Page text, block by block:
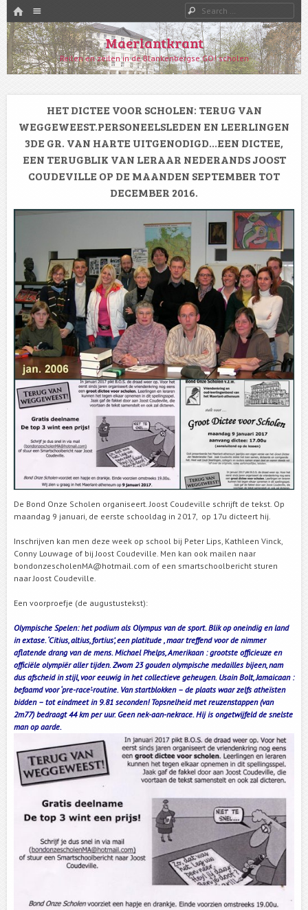
HOME
SKIP TO CONTENT
Search
Maerlantkrant
Reilen en zeilen in de Blankenbergse GO! scholen
HET DICTEE VOOR SCHOLEN: TERUG VAN
WEGGEWEEST.PERSONEELSLEDEN EN LEERLINGEN
3DE GR. VAN HARTE UITGENODIGD…EEN DICTEE,
EEN TERUGBLIK VAN LERAAR NEDERANDS JOOST
COUDEVILLE OP DE MAANDEN SEPTEMBER TOT
DECEMBER 2016.
De Bond Onze Scholen organiseert. Joost Coudeville schrijft de tekst. Op
maandag 9 januari, de eerste schooldag in 2017, op 17u dicteert hij.
Inschrijven kan men deze week op school bij Peter Lips, Kathleen Vinck,
Conny Louwage of bij Joost Coudeville. Men kan ook mailen naar
bondonzescholenMA@hotmail.com of een smartschoolbericht sturen
naar Joost Coudeville.
Een voorproefje (de augustustekst):
Olympische Spelen: het podium als Olympus van de sport. Blik op oneindig en land
in extase. ‘Citius, altius, fortius’, een platitude , maar treffend voor de nimmer
aflatende drang van de mens. Michael Phelps, Amerikaan : grootste officieuze en
officiële olympiër aller tijden. Zwom 23 gouden olympische medailles bijeen, nam
dus afscheid in stijl, voor eeuwig in het collectieve geheugen. Usain Bolt, Jamaicaan :
befaamd voor ‘pre-race’-routine. Van startblokken – de plaats waar zelfs atheïsten
bidden – tot eindmeet in 9.81 seconden! Topsnelheid met reuzenstappen (van
2m77) bedraagt 44 km per uur. Geen nek-aan-nekrace. Hij is ongetwijfeld de snelste
man op aarde.